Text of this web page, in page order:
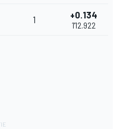
1 +0.134
1'12.922